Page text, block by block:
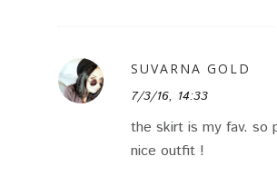
SUVARNA GOLD
7/3/16, 14:33
the skirt is my fav. so
nice outfit !